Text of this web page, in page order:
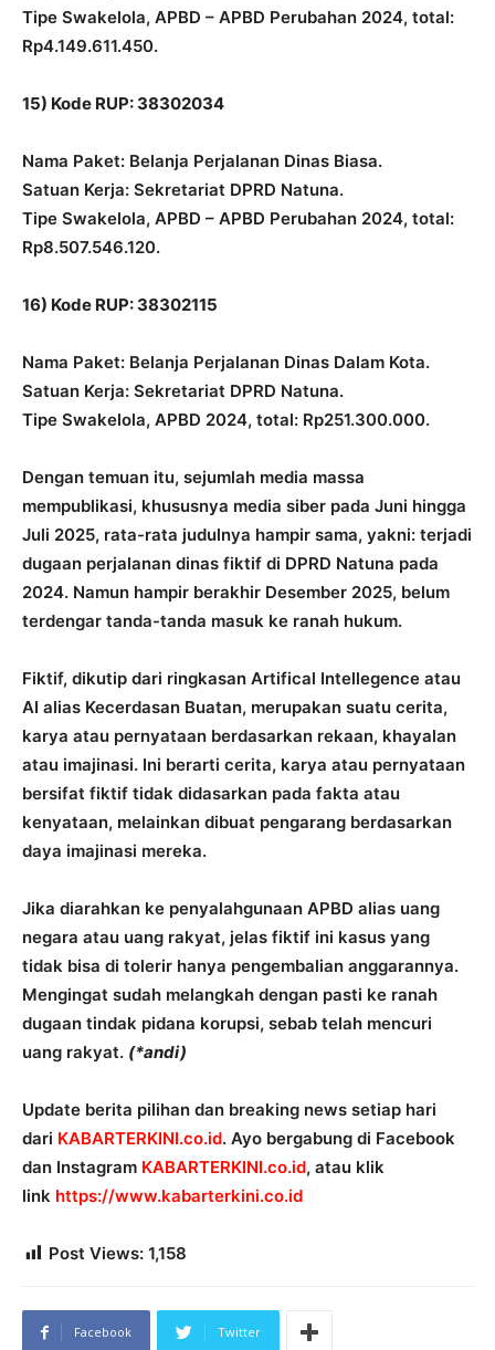
Tipe Swakelola, APBD – APBD Perubahan 2024, total:
Rp4.149.611.450.
15) Kode RUP: 38302034
Nama Paket: Belanja Perjalanan Dinas Biasa.
Satuan Kerja: Sekretariat DPRD Natuna.
Tipe Swakelola, APBD – APBD Perubahan 2024, total:
Rp8.507.546.120.
16) Kode RUP: 38302115
Nama Paket: Belanja Perjalanan Dinas Dalam Kota.
Satuan Kerja: Sekretariat DPRD Natuna.
Tipe Swakelola, APBD 2024, total: Rp251.300.000.
Dengan temuan itu, sejumlah media massa
mempublikasi, khususnya media siber pada Juni hingga
Juli 2025, rata-rata judulnya hampir sama, yakni: terjadi
dugaan perjalanan dinas fiktif di DPRD Natuna pada
2024. Namun hampir berakhir Desember 2025, belum
terdengar tanda-tanda masuk ke ranah hukum.
Fiktif, dikutip dari ringkasan Artifical Intellegence atau
AI alias Kecerdasan Buatan, merupakan suatu cerita,
karya atau pernyataan berdasarkan rekaan, khayalan
atau imajinasi. Ini berarti cerita, karya atau pernyataan
bersifat fiktif tidak didasarkan pada fakta atau
kenyataan, melainkan dibuat pengarang berdasarkan
daya imajinasi mereka.
Jika diarahkan ke penyalahgunaan APBD alias uang
negara atau uang rakyat, jelas fiktif ini kasus yang
tidak bisa di tolerir hanya pengembalian anggarannya.
Mengingat sudah melangkah dengan pasti ke ranah
dugaan tindak pidana korupsi, sebab telah mencuri
uang rakyat. (*andi)
Update berita pilihan dan breaking news setiap hari
dari KABARTERKINI.co.id. Ayo bergabung di Facebook
dan Instagram KABARTERKINI.co.id, atau klik
link https://www.kabarterkini.co.id
Post Views: 1,158
Facebook Twitter